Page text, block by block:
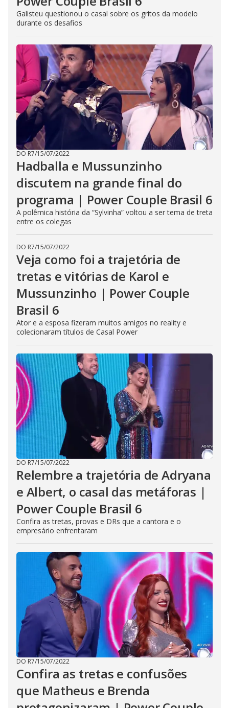
Galisteu questionou o casal sobre os gritos da modelo
durante os desafios
DO R7/15/07/2022
Hadballa e Mussunzinho
discutem na grande final do
programa | Power Couple Brasil 6
A polêmica história da “Sylvinha” voltou a ser tema de treta
entre os colegas
DO R7/15/07/2022
Veja como foi a trajetória de
tretas e vitórias de Karol e
Mussunzinho | Power Couple
Brasil 6
Ator e a esposa fizeram muitos amigos no reality e
colecionaram títulos de Casal Power
DO R7/15/07/2022
Relembre a trajetória de Adryana
e Albert, o casal das metáforas |
Power Couple Brasil 6
Confira as tretas, provas e DRs que a cantora e o
empresário enfrentaram
DO R7/15/07/2022
Confira as tretas e confusões
que Matheus e Brenda